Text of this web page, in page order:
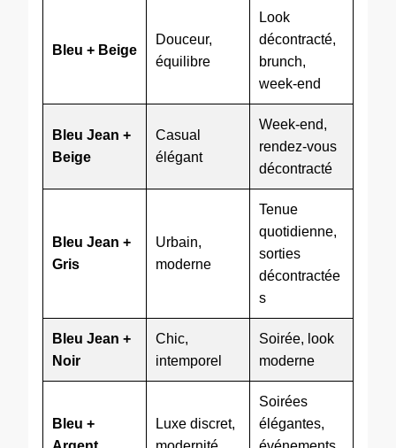
Bleu + Beige
Douceur,
équilibre
Look
décontracté,
brunch,
week-end
Bleu Jean +
Beige
Casual
élégant
Week-end,
rendez-vous
décontracté
Bleu Jean +
Gris
Urbain,
moderne
Tenue
quotidienne,
sorties
décontractée
s
Bleu Jean +
Noir
Chic,
intemporel
Soirée, look
moderne
Bleu +
Luxe discret,
Soirées
élégantes,